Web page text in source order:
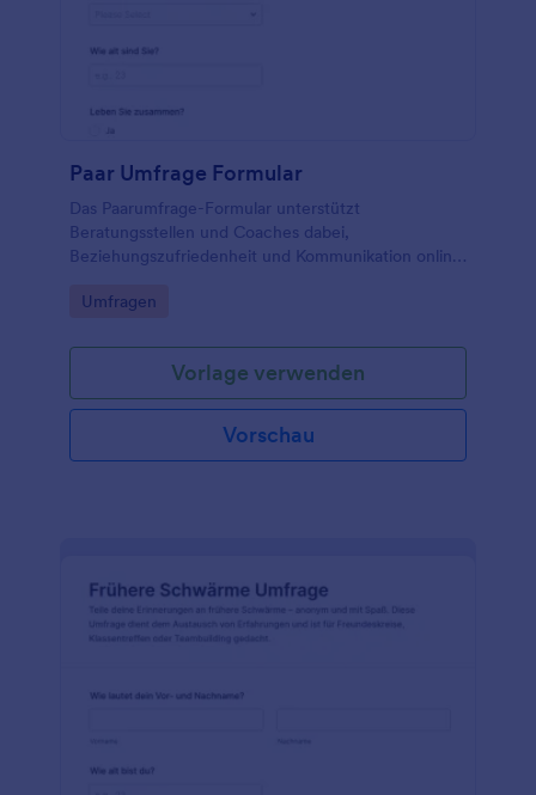
Paar Umfrage Formular
Das Paarumfrage-Formular unterstützt
Beratungsstellen und Coaches dabei,
Beziehungszufriedenheit und Kommunikation online
oder Workshops mit Jotform zu organisieren.
Go to Category:
Umfragen
Vorlage verwenden
Vorschau